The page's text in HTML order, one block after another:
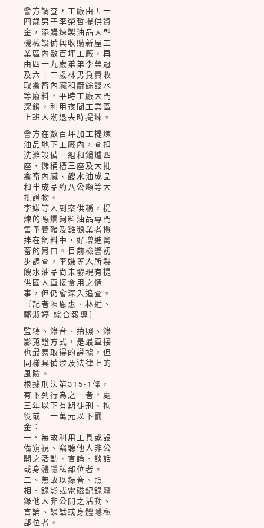
警方調查，工廠由五十
四歲男子李榮哲提供資
金，添購煉製油品大型
機械設備與收購新屋工
業區內數百坪工廠，再
由四十九歲弟弟李榮冠
及六十二歲林男負責收
取禽畜內臟和廚餘餿水
等廢料，平時工廠大門
深鎖，利用夜間工業區
上班人潮退去時提煉。
警方在數百坪加工提煉
油品地下工廠內，查扣
洗滌設備一組和鍋爐四
座、儲桶槽三座及大批
禽畜內臟、餿水油成品
和半成品約八公噸等大
批證物。
李嫌等人到案供稱，提
煉的噁爛飼料油品專門
售予養豬及雞鵝業者攪
拌在飼料中，好增進禽
畜的胃口。目前檢警初
步調查，李嫌等人所製
餿水油品尚未發現有提
供國人直接食用之情
事，但仍會深入追查。
〔記者陳恩惠、林近、
鄭淑婷 綜合報導〕
監聽、錄音、拍照、錄
影蒐證方式，是最直接
也最易取得的證據，但
同樣具備涉及法律上的
風險。
根據刑法第315-1條，
有下列行為之一者，處
三年以下有期徒刑、拘
役或三十萬元以下罰
金：
一、無故利用工具或設
備窺視、竊聽他人非公
開之活動、言論、談話
或身體隱私部位者。
二、無故以錄音、照
相、錄影或電磁紀錄竊
錄他人非公開之活動、
言論、談話或身體隱私
部位者。